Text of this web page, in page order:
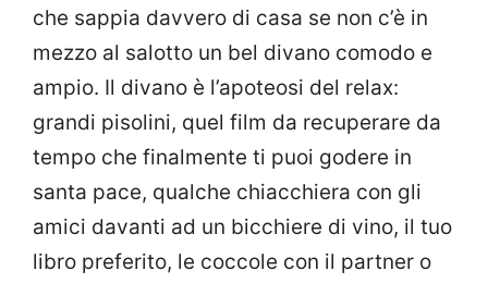
che sappia davvero di casa se non c’è in
mezzo al salotto un bel divano comodo e
ampio. Il divano è l’apoteosi del relax:
grandi pisolini, quel film da recuperare da
tempo che finalmente ti puoi godere in
santa pace, qualche chiacchiera con gli
amici davanti ad un bicchiere di vino, il tuo
libro preferito, le coccole con il partner o